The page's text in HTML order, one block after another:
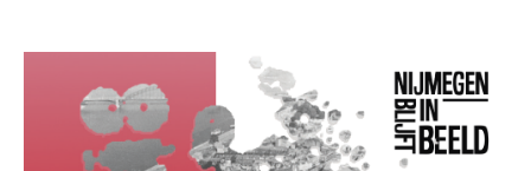
Wat zoeken we
Donateurs